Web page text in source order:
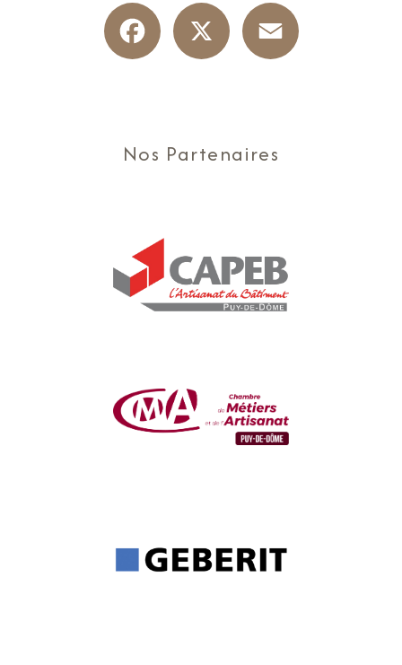
Facebook
Nos Partenaires